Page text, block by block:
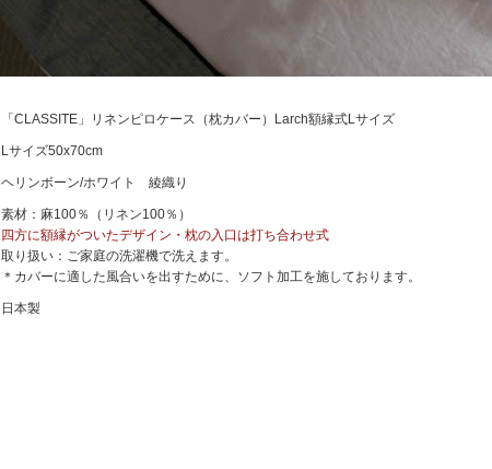
「CLASSITE」リネンピロケース（枕カバー）Larch額縁式Lサイズ
Lサイズ50x70cm
ヘリンボーン/ホワイト 綾織り
素材：麻100％（リネン100％）
四方に額縁がついたデザイン・枕の入口は打ち合わせ式
取り扱い：ご家庭の洗濯機で洗えます。
＊カバーに適した風合いを出すために、ソフト加工を施しております。
日本製